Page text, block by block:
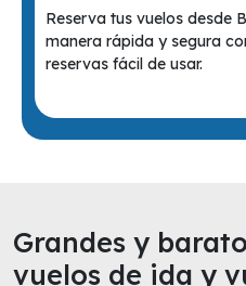
Reserva tus vuelos desde
manera rápida y segura
reservas fácil de usar.
Grandes y
vuelos de ida y